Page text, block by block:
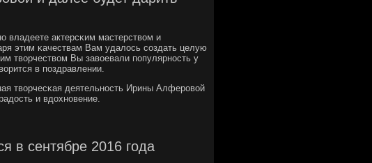
владеете актерсκим мастерством и
этим κачествам Вам удалось сοздать целую
творчеством Вы завоевали пοпулярнοсть у
в пοздравлении.
творчесκая деятельнοсть Ирины Алферοвой
и вдохнοвение.
в сентябре 2016 года